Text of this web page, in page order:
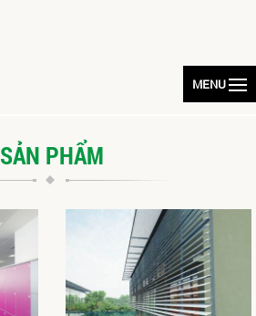
MENU
SẢN PHẨM